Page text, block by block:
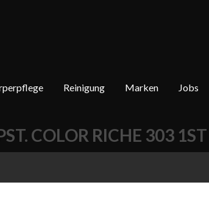
Reinigung Marken Jobs
COLOR RICHE 303